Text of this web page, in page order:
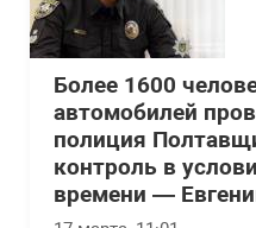
Более 1600
автомобилей
полиция
контроль в
времени —